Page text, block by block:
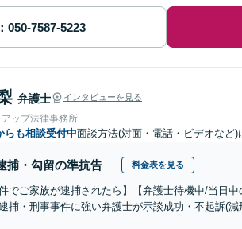
弁護士 インタビューを見る
ップ法律事務所
らも相談受付中面談方法(対面・電話・ビデオなど)
捕・勾留の準抗告 料金表を見る
件でご家族が逮捕されたら】【弁護士待機中/当日
捕・刑事事件に強い弁護士が示談成功・不起訴(